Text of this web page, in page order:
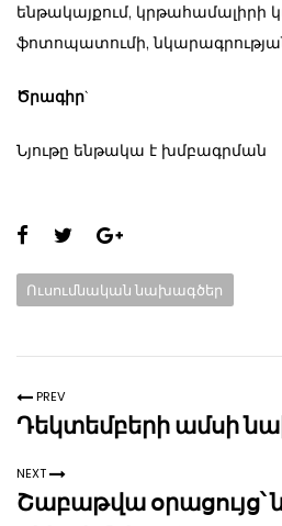
ենթակայքում, կրթահամալիրի
ֆոտոպատումի,
Ծրագիր`
Նյութը ենթակա է խմբագրման
Share
page:
Categories:
Ուսումնական նախագծեր
PREV
Դեկտեմբերի ամսի
NEXT
Շաբաթվա օրացույց՝